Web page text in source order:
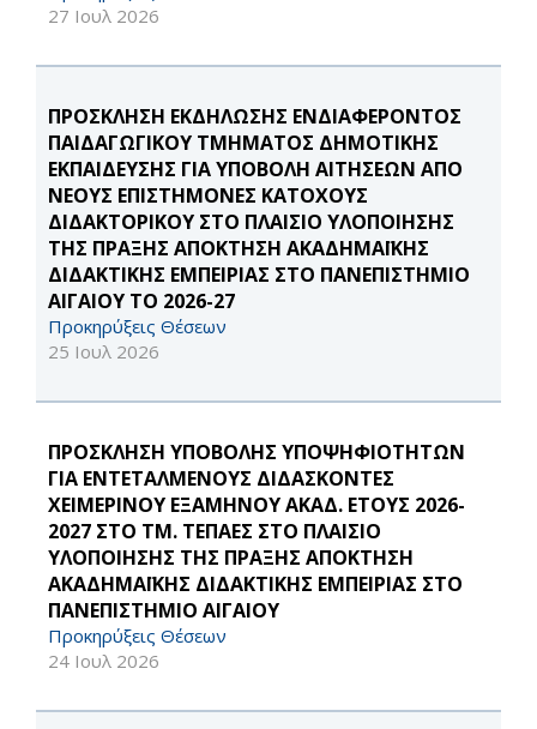
27 Ιουλ 2026
ΠΡΟΣΚΛΗΣΗ ΕΚΔΗΛΩΣΗΣ ΕΝΔΙΑΦΕΡΟΝΤΟΣ
ΠΑΙΔΑΓΩΓΙΚΟΥ ΤΜΗΜΑΤΟΣ ΔΗΜΟΤΙΚΗΣ
ΕΚΠΑΙΔΕΥΣΗΣ ΓΙΑ ΥΠΟΒΟΛΗ ΑΙΤΗΣΕΩΝ ΑΠΟ
ΝΕΟΥΣ ΕΠΙΣΤΗΜΟΝΕΣ ΚΑΤΟΧΟΥΣ
ΔΙΔΑΚΤΟΡΙΚΟΥ ΣΤΟ ΠΛΑΙΣΙΟ ΥΛΟΠΟΙΗΣΗΣ
ΤΗΣ ΠΡΑΞΗΣ ΑΠΟΚΤΗΣΗ ΑΚΑΔΗΜΑΪΚΗΣ
ΔΙΔΑΚΤΙΚΗΣ ΕΜΠΕΙΡΙΑΣ ΣΤΟ ΠΑΝΕΠΙΣΤΗΜΙΟ
ΑΙΓΑΙΟΥ ΤΟ 2026-27
Προκηρύξεις Θέσεων
25 Ιουλ 2026
ΠΡΟΣΚΛΗΣΗ ΥΠΟΒΟΛΗΣ ΥΠΟΨΗΦΙΟΤΗΤΩΝ
ΓΙΑ ΕΝΤΕΤΑΛΜΕΝΟΥΣ ΔΙΔΑΣΚΟΝΤΕΣ
ΧΕΙΜΕΡΙΝΟΥ ΕΞΑΜΗΝΟΥ ΑΚΑΔ. ΕΤΟΥΣ 2026-
2027 ΣΤΟ ΤΜ. ΤΕΠΑΕΣ ΣΤΟ ΠΛΑΙΣΙΟ
ΥΛΟΠΟΙΗΣΗΣ ΤΗΣ ΠΡΑΞΗΣ ΑΠΟΚΤΗΣΗ
ΑΚΑΔΗΜΑΪΚΗΣ ΔΙΔΑΚΤΙΚΗΣ ΕΜΠΕΙΡΙΑΣ ΣΤΟ
ΠΑΝΕΠΙΣΤΗΜΙΟ ΑΙΓΑΙΟΥ
Προκηρύξεις Θέσεων
24 Ιουλ 2026